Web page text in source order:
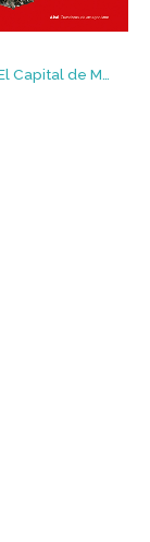
Guía de El Capital de Marx. Libro segundo